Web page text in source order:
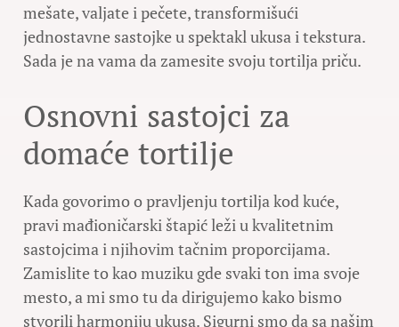
mešate, valjate i pečete, transformišući
jednostavne sastojke u spektakl ukusa i tekstura.
Sada je na vama da zamesite svoju tortilja priču.
Osnovni sastojci za
domaće tortilje
Kada govorimo o pravljenju tortilja kod kuće,
pravi mađioničarski štapić leži u kvalitetnim
sastojcima i njihovim tačnim proporcijama.
Zamislite to kao muziku gde svaki ton ima svoje
mesto, a mi smo tu da dirigujemo kako bismo
stvorili harmoniju ukusa. Sigurni smo da sa našim